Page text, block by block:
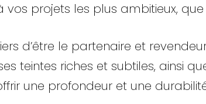
vos projets les plus ambitieux,
d’être le partenaire et
teintes riches et subtiles, ainsi
une profondeur et une